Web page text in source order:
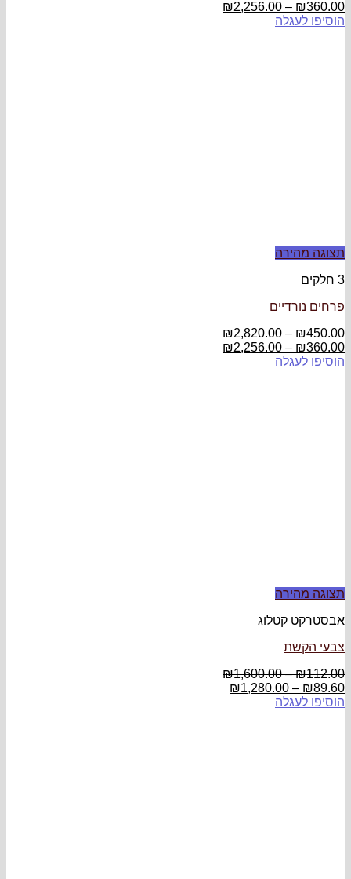
₪360.00
–
₪2,256.00
הוסיפו לעגלה
תצוגה מהירה
3 חלקים
פרחים נורדיים
₪450.00
–
₪2,820.00
₪360.00
–
₪2,256.00
הוסיפו לעגלה
תצוגה מהירה
אבסטרקט קטלוג
צבעי הקשת
₪112.00
–
₪1,600.00
₪89.60
–
₪1,280.00
הוסיפו לעגלה